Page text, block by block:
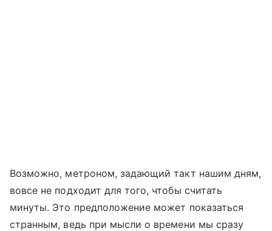
Возможно, метроном, задающий такт нашим дням,
вовсе не подходит для того, чтобы считать
минуты. Это предположение может показаться
странным, ведь при мысли о времени мы сразу